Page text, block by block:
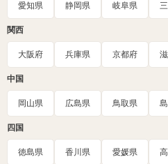
愛知県 静岡県 岐阜県
関西
大阪府 兵庫県 京都府
中国
岡山県 広島県 鳥取県
四国
徳島県 香川県 愛媛県